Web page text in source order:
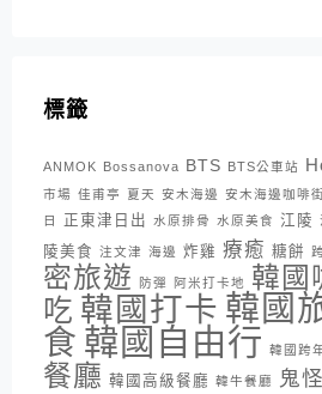
標籤
ANMOK Bossanova BTS BTS公車站
市場 佳甫亭 夏天 安木海邊 安木海邊咖啡街
日
正東津日出 水原排骨 水原美食 江陵
陵美食 注文津 海邊 炸雞 療癒 糖餅
密旅遊
防彈 阿米打卡地 韓國
吃 韓國打卡 韓國
食 韓國自由行 韓國跨
餐廳 韓國高級餐廳 韓牛餐廳 鬼怪